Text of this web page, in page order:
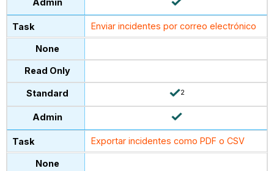
Enviar incidentes por correo electrónico
2
Exportar incidentes como PDF o CSV